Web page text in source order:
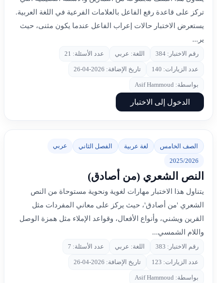
تركز على قاعدة رفع الفاعل بالعلامات الفرعية في اللغة العربية.
يستعرض الاختبار حالات إعراب الفاعل عندما يكون مثنى، حيث
ير...
رقم الاختبار: 384 اللغة: عربي عدد الأسئلة: 21
عدد الزيارات: 140 تاريخ الإضافة: 2026-04-26
بواسطة: Asif Hammoud
الدخول إلى الاختبار
الصف الخامس لغة عربية الفصل الثاني عربي
2025/2026
النص الشعري (من أصادق)
يتناول هذا الاختبار مهارات لغوية ونحوية مستوحاة من النص
الشعري 'من أصادق'، حيث يركز على معاني المفردات مثل
القرين ويشني، وأنواع الأفعال، وقواعد الإملاء مثل همزة الوصل
واللام الشمسي...
رقم الاختبار: 383 اللغة: عربي عدد الأسئلة: 7
عدد الزيارات: 123 تاريخ الإضافة: 2026-04-26
بواسطة: Asif Hammoud